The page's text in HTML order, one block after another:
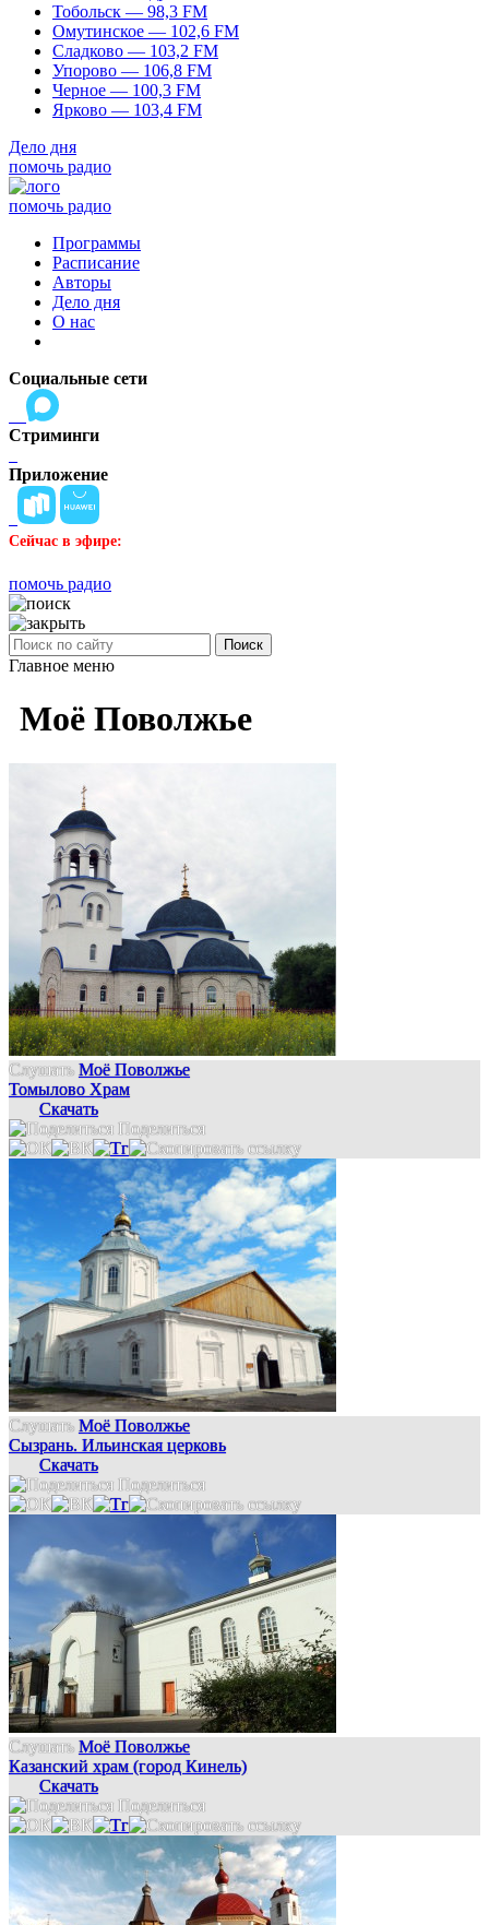
Тобольск — 98,3 FM
Омутинское — 102,6 FM
Сладково — 103,2 FM
Упорово — 106,8 FM
Черное — 100,3 FM
Ярково — 103,4 FM
Дело дня
помочь радио
помочь радио
Программы
Расписание
Авторы
Дело дня
О нас
Социальные сети
Стриминги
Приложение
Сейчас в эфире:
помочь радио
Поиск
Главное меню
Моё Поволжье
Слушать Моё Поволжье
Томылово Храм
Скачать
Поделиться
Слушать Моё Поволжье
Сызрань. Ильинская церковь
Скачать
Поделиться
Слушать Моё Поволжье
Казанский храм (город Кинель)
Скачать
Поделиться